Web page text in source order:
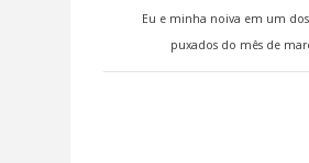
Eu e minha noiva em um
puxados do mês de